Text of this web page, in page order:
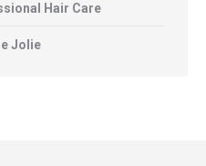
Hair Care
Jolie